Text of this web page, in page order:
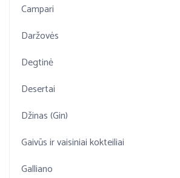
Campari
Daržovės
Degtinė
Desertai
Džinas (Gin)
Gaivūs ir vaisiniai kokteiliai
Galliano